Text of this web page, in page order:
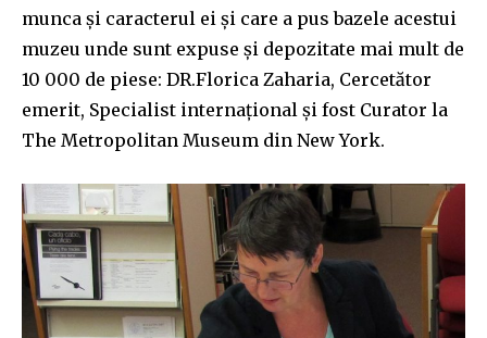
munca și caracterul ei și care a pus bazele acestui
muzeu unde sunt expuse și depozitate mai mult de
10 000 de piese: DR.Florica Zaharia, Cercetător
emerit, Specialist internațional și fost Curator la
The Metropolitan Museum din New York.